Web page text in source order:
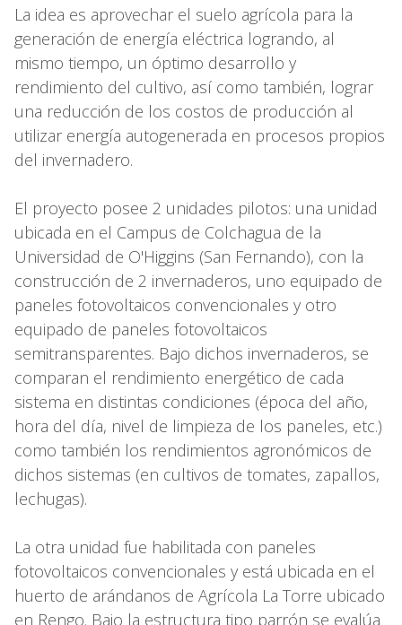
La idea es aprovechar el suelo agrícola para la
generación de energía eléctrica logrando, al
mismo tiempo, un óptimo desarrollo y
rendimiento del cultivo, así como también, lograr
una reducción de los costos de producción al
utilizar energía autogenerada en procesos propios
del invernadero.
El proyecto posee 2 unidades pilotos: una unidad
ubicada en el Campus de Colchagua de la
Universidad de O'Higgins (San Fernando), con la
construcción de 2 invernaderos, uno equipado de
paneles fotovoltaicos convencionales y otro
equipado de paneles fotovoltaicos
semitransparentes. Bajo dichos invernaderos, se
comparan el rendimiento energético de cada
sistema en distintas condiciones (época del año,
hora del día, nivel de limpieza de los paneles, etc.)
como también los rendimientos agronómicos de
dichos sistemas (en cultivos de tomates, zapallos,
lechugas).
La otra unidad fue habilitada con paneles
fotovoltaicos convencionales y está ubicada en el
huerto de arándanos de Agrícola La Torre ubicado
en Rengo. Bajo la estructura tipo parrón se evalúa